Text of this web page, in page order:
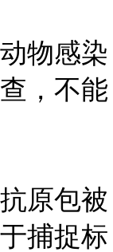
物感染
，不能
原包被
捕捉标